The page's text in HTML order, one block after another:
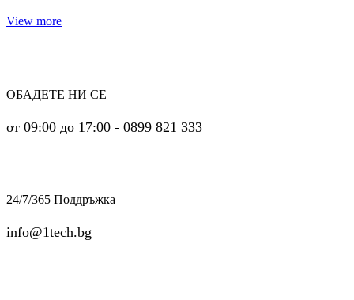
View more
ОБАДЕТЕ НИ СЕ
от 09:00 до 17:00 - 0899 821 333
24/7/365 Поддръжка
info@1tech.bg